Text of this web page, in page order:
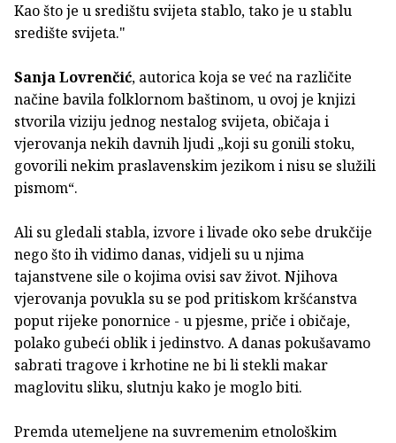
Kao što je u središtu svijeta stablo, tako je u stablu
središte svijeta."
Sanja Lovrenčić, autorica koja se već na različite
načine bavila folklornom baštinom, u ovoj je knjizi
stvorila viziju jednog nestalog svijeta, običaja i
vjerovanja nekih davnih ljudi „koji su gonili stoku,
govorili nekim praslavenskim jezikom i nisu se služili
pismom“.
Ali su gledali stabla, izvore i livade oko sebe drukčije
nego što ih vidimo danas, vidjeli su u njima
tajanstvene sile o kojima ovisi sav život. Njihova
vjerovanja povukla su se pod pritiskom kršćanstva
poput rijeke ponornice - u pjesme, priče i običaje,
polako gubeći oblik i jedinstvo. A danas pokušavamo
sabrati tragove i krhotine ne bi li stekli makar
maglovitu sliku, slutnju kako je moglo biti.
Premda utemeljene na suvremenim etnološkim